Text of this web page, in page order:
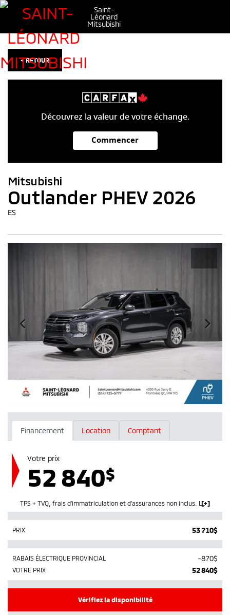
Saint-
Léonard
Mitsubishi
< RETOUR
Découvrez la valeur de votre échange.
Commencer
Mitsubishi
Outlander PHEV 2026
ES
Financement Location Comptant
Votre prix
52 840$
TPS + TVQ, frais d'immatriculation et d'assurances non inclus. Les rabais gouvernementaux sont déduits après avoir appliqué les taxes.
PRIX 53 710$
RABAIS ÉLECTRIQUE PROVINCIAL -870$
VOTRE PRIX 52 840$
Vérifiez la disponibilité